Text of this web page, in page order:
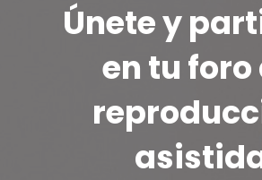
Únete y
en tu foro